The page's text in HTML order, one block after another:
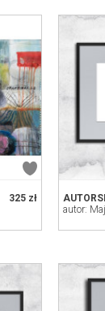
325 zł
autor: